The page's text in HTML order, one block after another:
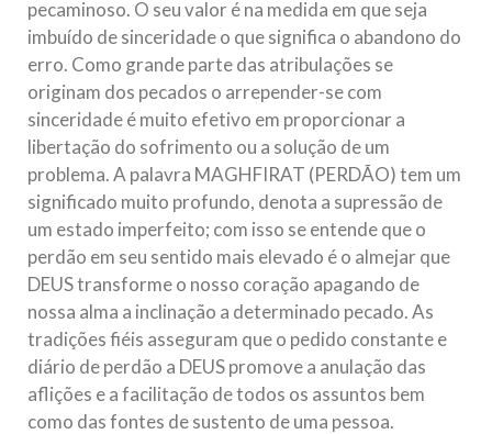
pecaminoso. O seu valor é na medida em que seja
imbuído de sinceridade o que significa o abandono do
erro. Como grande parte das atribulações se
originam dos pecados o arrepender-se com
sinceridade é muito efetivo em proporcionar a
libertação do sofrimento ou a solução de um
problema. A palavra MAGHFIRAT (PERDÃO) tem um
significado muito profundo, denota a supressão de
um estado imperfeito; com isso se entende que o
perdão em seu sentido mais elevado é o almejar que
DEUS transforme o nosso coração apagando de
nossa alma a inclinação a determinado pecado. As
tradições fiéis asseguram que o pedido constante e
diário de perdão a DEUS promove a anulação das
aflições e a facilitação de todos os assuntos bem
como das fontes de sustento de uma pessoa.